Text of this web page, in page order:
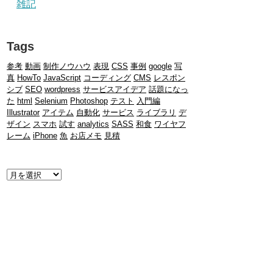
雑記
Tags
参考 動画 制作ノウハウ 表現 CSS 事例 google 写
真 HowTo JavaScript コーディング CMS レスポン
シブ SEO wordpress サービスアイデア 話題になっ
た html Selenium Photoshop テスト 入門編
Illustrator アイテム 自動化 サービス ライブラリ デ
ザイン スマホ 試す analytics SASS 和食 ワイヤフ
レーム iPhone 魚 お店メモ 見積